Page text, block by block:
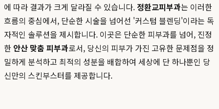
에 따라 결과가 크게 달라질 수 있습니다.정환교피부과는 이러한
흐름의 중심에서, 단순한 시술을 넘어선 '커스텀 블렌딩'이라는 독
자적인 솔루션을 제시합니다. 이곳은 단순한 피부과를 넘어, 진정
한 안산 맞춤 피부과로서, 당신의 피부가 가진 고유한 문제점을 정
밀하게 분석하고 최적의 성분을 배합하여 세상에 단 하나뿐인 당
신만의 스킨부스터를 제공합니다.